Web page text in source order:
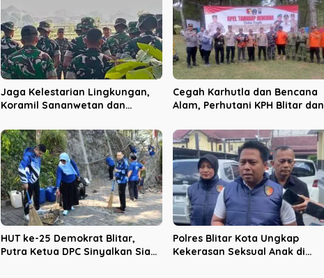
Jaga Kelestarian Lingkungan,
Koramil Sananwetan dan
Bakti
Cegah Karhutla dan Bencana
Alam, Perhutani KPH Blitar dan
Bencana
HUT ke-25 Demokrat Blitar,
Putra Ketua DPC Sinyalkan Siap
Polres Blitar Kota Ungkap
Kekerasan Seksual Anak di